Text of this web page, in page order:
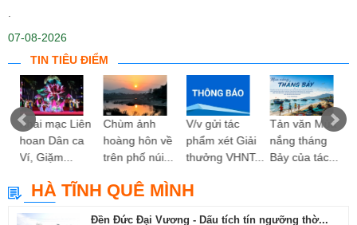
07-08-2026
TIN TIÊU ĐIỂM
Khai mạc Liên
hoan Dân ca
Ví, Giặm...
Chùm ảnh
hoàng hôn về
trên phố núi...
V/v gửi tác
phẩm xét Giải
thưởng VHNT...
Tản văn Mùa
nắng tháng
Bảy của tác...
HÀ TĨNH QUÊ MÌNH
Đền Đức Đại Vương - Dấu tích tín ngưỡng thờ...